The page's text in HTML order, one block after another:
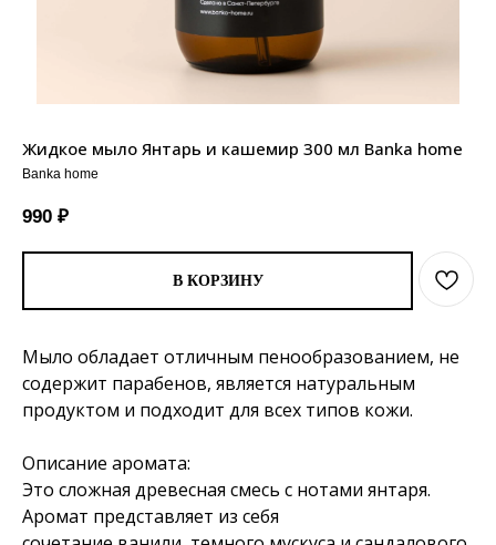
Жидкое мыло Янтарь и кашемир 300 мл Banka home
Banka home
990 ₽
В КОРЗИНУ
Мыло обладает отличным пенообразованием, не
содержит парабенов, является натуральным
продуктом и подходит для всех типов кожи.
Описание аромата:
Это сложная древесная смесь с нотами янтаря.
Аромат представляет из себя